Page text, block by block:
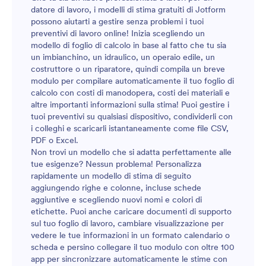
bellissime recinzioni per i tuoi clienti.
datore di lavoro, i modelli di stima gratuiti di Jotform
possono aiutarti a gestire senza problemi i tuoi
preventivi di lavoro online! Inizia scegliendo un
modello di foglio di calcolo in base al fatto che tu sia
un imbianchino, un idraulico, un operaio edile, un
costruttore o un riparatore, quindi compila un breve
modulo per compilare automaticamente il tuo foglio di
calcolo con costi di manodopera, costi dei materiali e
altre importanti informazioni sulla stima! Puoi gestire i
tuoi preventivi su qualsiasi dispositivo, condividerli con
i colleghi e scaricarli istantaneamente come file CSV,
PDF o Excel.
Non trovi un modello che si adatta perfettamente alle
tue esigenze? Nessun problema! Personalizza
rapidamente un modello di stima di seguito
aggiungendo righe e colonne, incluse schede
aggiuntive e scegliendo nuovi nomi e colori di
etichette. Puoi anche caricare documenti di supporto
sul tuo foglio di lavoro, cambiare visualizzazione per
vedere le tue informazioni in un formato calendario o
scheda e persino collegare il tuo modulo con oltre 100
app per sincronizzare automaticamente le stime con